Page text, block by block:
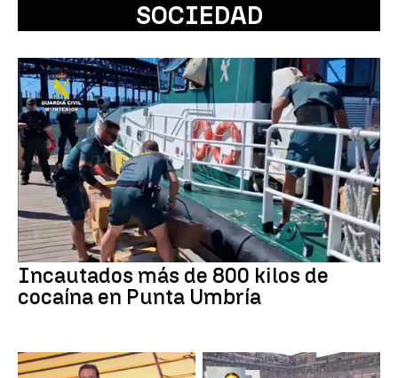
SOCIEDAD
Incautados más de 800 kilos de
cocaína en Punta Umbría